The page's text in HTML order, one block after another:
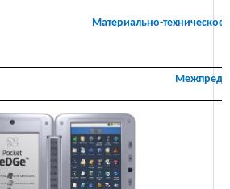
Материально-техническое